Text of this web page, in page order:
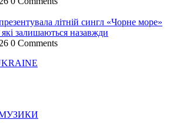
літній сингл «Чорне море»
залишаються назавжди
0 Comments